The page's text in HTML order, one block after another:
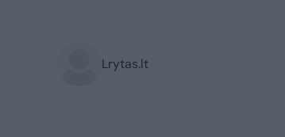
Lrytas.lt